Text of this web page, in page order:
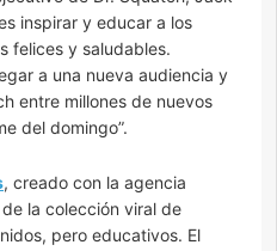
inspirar y educar a los
felices y saludables.
a una nueva audiencia y
entre millones de nuevos
del domingo”.
, creado con la agencia
la colección viral de
pero educativos. El